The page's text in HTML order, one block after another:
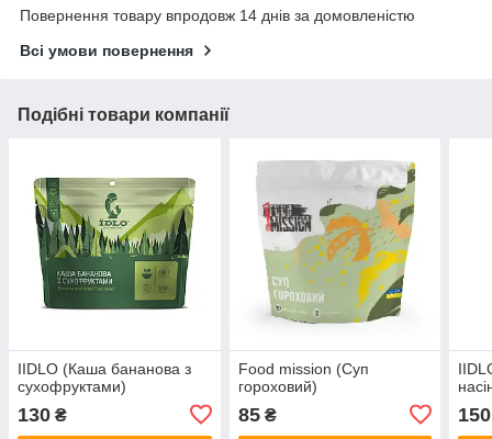
Повернення товару впродовж 14 днів за домовленістю
Всі умови повернення
Подібні товари компанії
IIDLO (Каша бананова з
сухофруктами)
130 ₴
Food mission (Суп
гороховий)
85₴ 150